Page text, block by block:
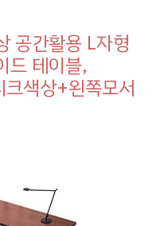
공간활용 L자형
드 테이블,
색상+왼쪽모서